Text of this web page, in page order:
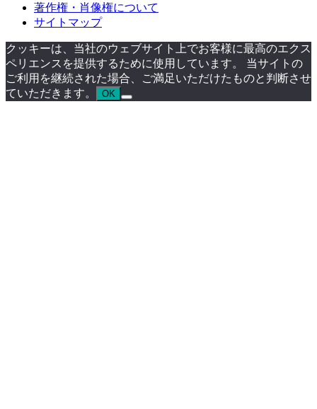
著作権・肖像権について
サイトマップ
クッキーは、当社のウェブサイト上でお客様に最高のエクス
ペリエンスを提供するために使用しています。 当サイトの
ご利用を継続された場合、ご満足いただけたものと判断させ
ていただきます。
OK